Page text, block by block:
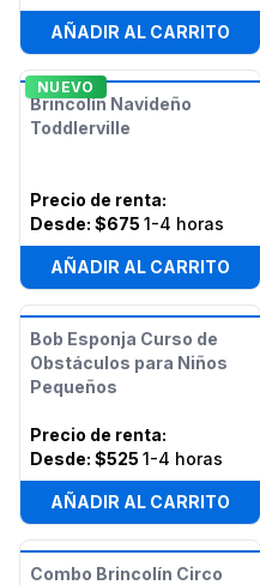
AÑADIR AL CARRITO
NUEVO
Brincolín Navideño
Toddlerville
Precio de renta:
Desde: $675 1-4 horas
AÑADIR AL CARRITO
Bob Esponja Curso de
Obstáculos para Niños
Pequeños
Precio de renta:
Desde: $525 1-4 horas
AÑADIR AL CARRITO
Combo Brincolín Circo